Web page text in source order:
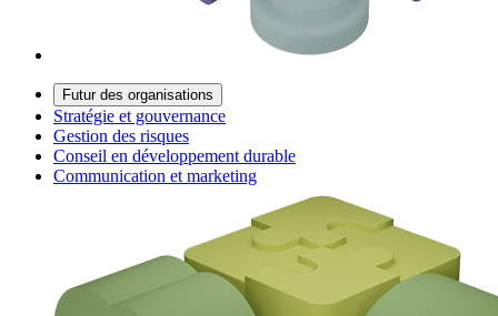
Futur des organisations
Stratégie et gouvernance
Gestion des risques
Conseil en développement durable
Communication et marketing